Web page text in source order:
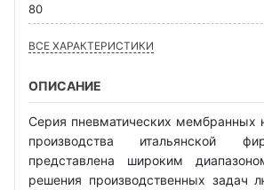
80
ВСЕ ХАРАКТЕРИСТИКИ
ОПИСАНИЕ
Серия пневматических мембранных
производства итальянской
представлена широким
решения производственных задач